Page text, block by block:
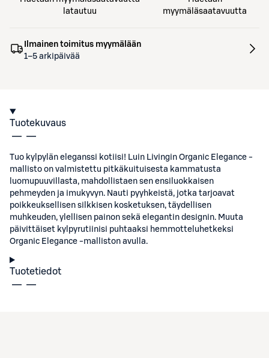
latautuu
myymäläsaatavuutta
Ilmainen toimitus myymälään
1–5 arkipäivää
Tuotekuvaus
Tuo kylpylän eleganssi kotiisi! Luin Livingin Organic Elegance -
mallisto on valmistettu pitkäkuituisesta kammatusta
luomupuuvillasta, mahdollistaen sen ensiluokkaisen
pehmeyden ja imukyvyn. Nauti pyyhkeistä, jotka tarjoavat
poikkeuksellisen silkkisen kosketuksen, täydellisen
muhkeuden, ylellisen painon sekä elegantin designin. Muuta
päivittäiset kylpyrutiinisi puhtaaksi hemmotteluhetkeksi
Organic Elegance -malliston avulla.
Tuotetiedot